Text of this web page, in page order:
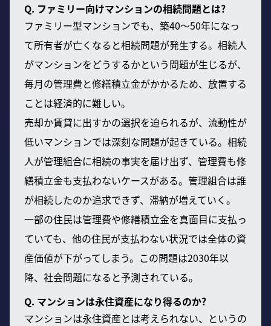
Q. ファミリー向けマンションの相続問題とは?
ファミリー型マンションでも、築40〜50年になっ
て所有者が亡くなると相続問題が発生する。相続人
がマンションをどうするかという問題が生じるが、
毎月の管理費と修繕積立金がかかるため、放置する
ことは経済的に難しい。
売却か賃貸に出すかの選択を迫られるが、流動性が
低いマンションでは深刻な問題が起きている。相続
人が管理組合に相続の事実を届け出ず、管理費も修
繕積立金も支払わないケースがある。管理組合は誰
が相続したのか追求できず、滞納が増えていく。
一部の住民は管理費や修繕積立金を真面目に支払っ
ていても、他の住民が支払わない状況では全体の資
産価値が下がってしまう。この問題は2030年以
降、社会問題になると予測されている。
Q. マンションは永住資産になり得るのか?
マンションは永住資産とは考えられない、というの